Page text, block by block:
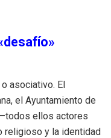
asociativo. El
el Ayuntamiento de
ellos actores
religioso y la identidad